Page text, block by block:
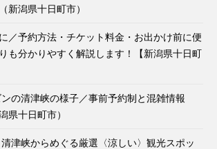
新潟県十日町市）
／予約方法・チケット料金・お出かけ前に便
も分かりやすく解説します！【新潟県十日町
の清津峡の様子／事前予約制と混雑情報
県十日町市）
清津峡からめぐる厳選〈涼しい〉観光スポッ